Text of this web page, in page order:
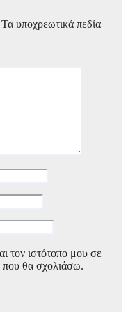
Τα υποχρεωτικά πεδία
τον ιστότοπο μου σε
που θα σχολιάσω.